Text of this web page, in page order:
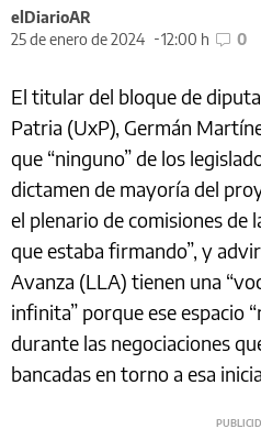
elDiarioAR
25 de enero de 2024
12:00 h 0
El titular del bloque de
Patria (UxP), Germán
que “ninguno” de los
dictamen de mayoría del
el plenario de comisiones de
que estaba firmando”, y
Avanza (LLA) tienen una
infinita” porque ese espacio
durante las negociaciones
bancadas en torno a esa